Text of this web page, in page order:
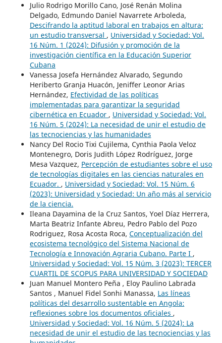
Julio Rodrigo Morillo Cano, José Renán Molina
Delgado, Edmundo Daniel Navarrete Arboleda,
Descifrando la aptitud laboral en trabajos en altura:
un estudio transversal , Universidad y Sociedad: Vol.
16 Núm. 1 (2024): Difusión y promoción de la
investigación científica en la Educación Superior
Cubana
Vanessa Josefa Hernández Alvarado, Segundo
Heriberto Granja Huacón, Jeniffer Leonor Arias
Hernández, Efectividad de las políticas
implementadas para garantizar la seguridad
cibernética en Ecuador , Universidad y Sociedad: Vol.
16 Núm. 5 (2024): La necesidad de unir el estudio de
las tecnociencias y las humanidades
Nancy Del Rocio Tixi Cujilema, Cynthia Paola Veloz
Montenegro, Doris Judith López Rodríguez, Jorge
Mesa Vazquez, Percepción de estudiantes sobre el uso
de tecnologías digitales en las ciencias naturales en
Ecuador. , Universidad y Sociedad: Vol. 15 Núm. 6
(2023): Universidad y Sociedad: Un año más al servicio
de la ciencia.
Ileana Dayamina de la Cruz Santos, Yoel Díaz Herrera,
Marta Beatriz Infante Abreu, Pedro Pablo del Pozo
Rodriguez, Rosa Acosta Roca, Conceptualización del
ecosistema tecnológico del Sistema Nacional de
Tecnología e Innovación Agraria Cubano. Parte I ,
Universidad y Sociedad: Vol. 15 Núm. 3 (2023): TERCER
CUARTIL DE SCOPUS PARA UNIVERSIDAD Y SOCIEDAD
Juan Manuel Montero Peña , Eloy Paulino Labrada
Santos , Manuel Fidel Sonhi Manassa, Las líneas
políticas del desarrollo sustentable en Angola:
reflexiones sobre los documentos oficiales ,
Universidad y Sociedad: Vol. 16 Núm. 5 (2024): La
necesidad de unir el estudio de las tecnociencias y las